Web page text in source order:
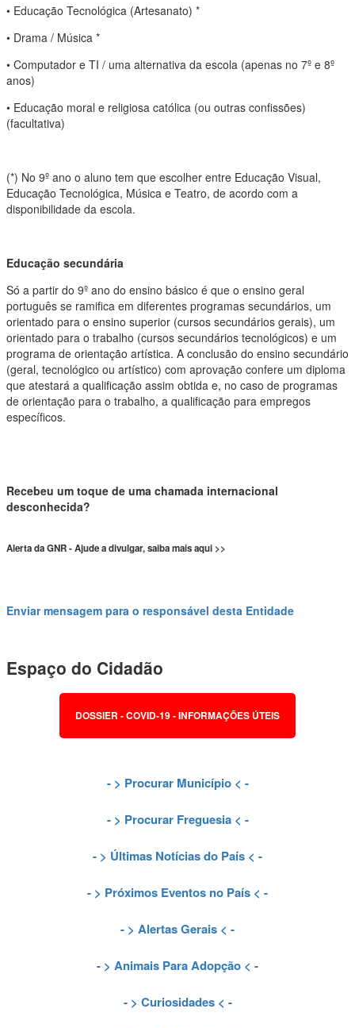
• Educação Tecnológica (Artesanato) *
• Drama / Música *
• Computador e TI / uma alternativa da escola (apenas no 7º e 8º
anos)
• Educação moral e religiosa católica (ou outras confissões)
(facultativa)
(*) No 9º ano o aluno tem que escolher entre Educação Visual,
Educação Tecnológica, Música e Teatro, de acordo com a
disponibilidade da escola.
Educação secundária
Só a partir do 9º ano do ensino básico é que o ensino geral
português se ramifica em diferentes programas secundários, um
orientado para o ensino superior (cursos secundários gerais), um
orientado para o trabalho (cursos secundários tecnológicos) e um
programa de orientação artística. A conclusão do ensino secundário
(geral, tecnológico ou artístico) com aprovação confere um diploma
que atestará a qualificação assim obtida e, no caso de programas
de orientação para o trabalho, a qualificação para empregos
específicos.
Recebeu um toque de uma chamada internacional
desconhecida?
Alerta da GNR - Ajude a divulgar, saiba mais aqui >>
Enviar mensagem para o responsável desta Entidade
Espaço do Cidadão
DOSSIER - COVID-19 - INFORMAÇÕES ÚTEIS
- > Procurar Município< -
- > Procurar Freguesia< -
- > Últimas Notícias do País < -
- > Próximos Eventos no País < -
- > Alertas Gerais < -
- > Animais Para Adopção < -
- > Curiosidades< -